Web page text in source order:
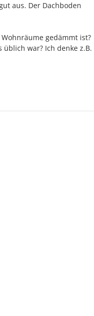
aus. Der Dachboden
gedämmt ist?
war? Ich denke z.B.